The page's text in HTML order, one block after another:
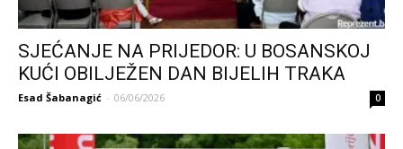
SJEĆANJE NA PRIJEDOR: U BOSANSKOJ
KUĆI OBILJEŽEN DAN BIJELIH TRAKA
Esad Šabanagić - 06/06/2026 0